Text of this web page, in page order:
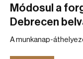
Módosul a
Debrecen
A munkanap-